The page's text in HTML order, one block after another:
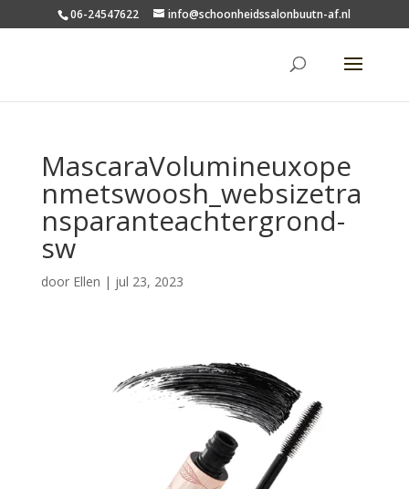
06-24547622 info@schoonheidssalonbuutn-af.nl
MascaraVolumineuxope
nmetswoosh_websizetra
nsparanteachtergrond-
sw
door Ellen | jul 23, 2023